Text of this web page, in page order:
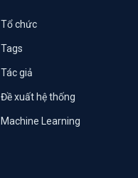
Tổ chức
Tags
Tác giả
Đề xuất hệ thống
Machine Learning